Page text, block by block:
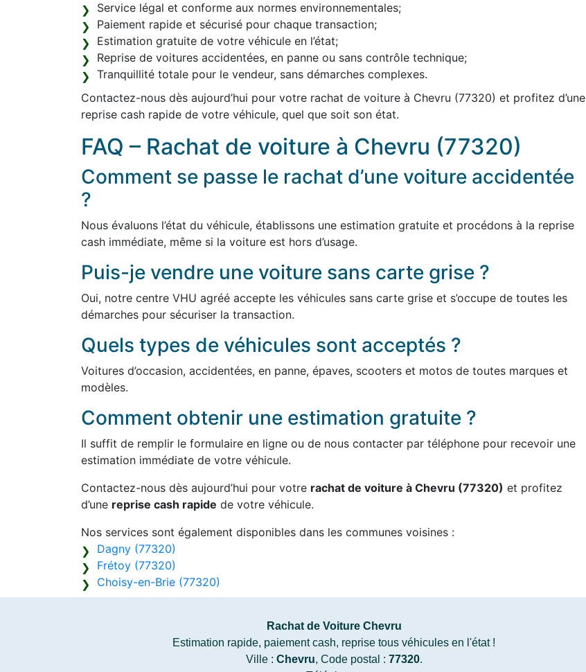
Service légal et conforme aux normes environnementales;
Paiement rapide et sécurisé pour chaque transaction;
Estimation gratuite de votre véhicule en l’état;
Reprise de voitures accidentées, en panne ou sans contrôle technique;
Tranquillité totale pour le vendeur, sans démarches complexes.
Contactez-nous dès aujourd’hui pour votre rachat de voiture à Chevru (77320) et profitez d’une
reprise cash rapide de votre véhicule, quel que soit son état.
FAQ – Rachat de voiture à Chevru (77320)
Comment se passe le rachat d’une voiture accidentée
?
Nous évaluons l’état du véhicule, établissons une estimation gratuite et procédons à la reprise
cash immédiate, même si la voiture est hors d’usage.
Puis-je vendre une voiture sans carte grise ?
Oui, notre centre VHU agréé accepte les véhicules sans carte grise et s’occupe de toutes les
démarches pour sécuriser la transaction.
Quels types de véhicules sont acceptés ?
Voitures d’occasion, accidentées, en panne, épaves, scooters et motos de toutes marques et
modèles.
Comment obtenir une estimation gratuite ?
Il suffit de remplir le formulaire en ligne ou de nous contacter par téléphone pour recevoir une
estimation immédiate de votre véhicule.
Contactez-nous dès aujourd’hui pour votre rachat de voiture à Chevru (77320) et profitez
d’une reprise cash rapide de votre véhicule.
Nos services sont également disponibles dans les communes voisines :
Dagny (77320)
Frétoy (77320)
Choisy-en-Brie (77320)
Rachat de Voiture Chevru
Estimation rapide, paiement cash, reprise tous véhicules en l'état !
Ville : Chevru, Code postal : 77320.